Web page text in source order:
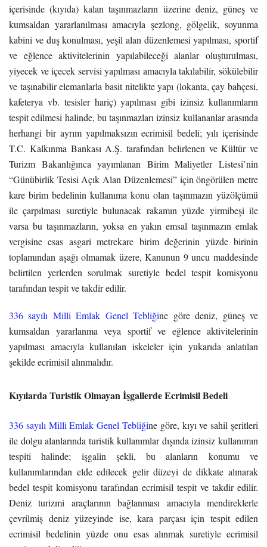
içerisinde (kıyıda) kalan taşınmazların üzerine deniz, güneş ve
kumsaldan yararlanılması amacıyla şezlong, gölgelik, soyunma
kabini ve duş konulması, yeşil alan düzenlemesi yapılması, sportif
ve eğlence aktivitelerinin yapılabileceği alanlar oluşturulması,
yiyecek ve içecek servisi yapılması amacıyla takılabilir, sökülebilir
ve taşınabilir elemanlarla basit nitelikte yapı (lokanta, çay bahçesi,
kafeterya vb. tesisler hariç) yapılması gibi izinsiz kullanımların
tespit edilmesi halinde, bu taşınmazları izinsiz kullananlar arasında
herhangi bir ayrım yapılmaksızın ecrimisil bedeli; yılı içerisinde
T.C. Kalkınma Bankası A.Ş. tarafından belirlenen ve Kültür ve
Turizm Bakanlığınca yayımlanan Birim Maliyetler Listesi’nin
“Günübirlik Tesisi Açık Alan Düzenlemesi” için öngörülen metre
kare birim bedelinin kullanıma konu olan taşınmazın yüzölçümü
ile çarpılması suretiyle bulunacak rakamın yüzde yirmibeşi ile
varsa bu taşınmazların, yoksa en yakın emsal taşınmazın emlak
vergisine esas asgari metrekare birim değerinin yüzde birinin
toplamından aşağı olmamak üzere, Kanunun 9 uncu maddesinde
belirtilen yerlerden sorulmak suretiyle bedel tespit komisyonu
tarafından tespit ve takdir edilir.
336 sayılı Milli Emlak Genel Tebliğine göre deniz, güneş ve
kumsaldan yararlanma veya sportif ve eğlence aktivitelerinin
yapılması amacıyla kullanılan iskeleler için yukarıda anlatılan
şekilde ecrimisil alınmalıdır.
Kıyılarda Turistik Olmayan İşgallerde Ecrimisil Bedeli
336 sayılı Milli Emlak Genel Tebliğine göre, kıyı ve sahil şeritleri
ile dolgu alanlarında turistik kullanımlar dışında izinsiz kullanımın
tespiti halinde; işgalin şekli, bu alanların konumu ve
kullanımlarından elde edilecek gelir düzeyi de dikkate alınarak
bedel tespit komisyonu tarafından ecrimisil tespit ve takdir edilir.
Deniz turizmi araçlarının bağlanması amacıyla mendireklerle
çevrilmiş deniz yüzeyinde ise, kara parçası için tespit edilen
ecrimisil bedelinin yüzde onu esas alınmak suretiyle ecrimisil